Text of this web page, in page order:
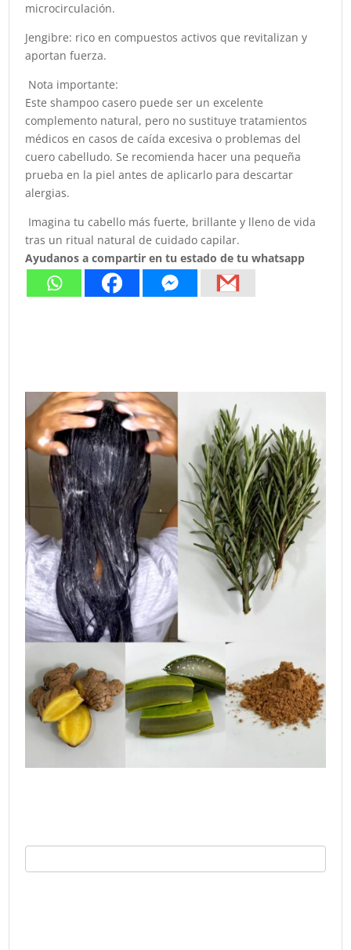
microcirculación.
Jengibre: rico en compuestos activos que revitalizan y
aportan fuerza.
Nota importante:
Este shampoo casero puede ser un excelente
complemento natural, pero no sustituye tratamientos
médicos en casos de caída excesiva o problemas del
cuero cabelludo. Se recomienda hacer una pequeña
prueba en la piel antes de aplicarlo para descartar
alergias.
Imagina tu cabello más fuerte, brillante y lleno de vida
tras un ritual natural de cuidado capilar.
Ayudanos a compartir en tu estado de tu whatsapp